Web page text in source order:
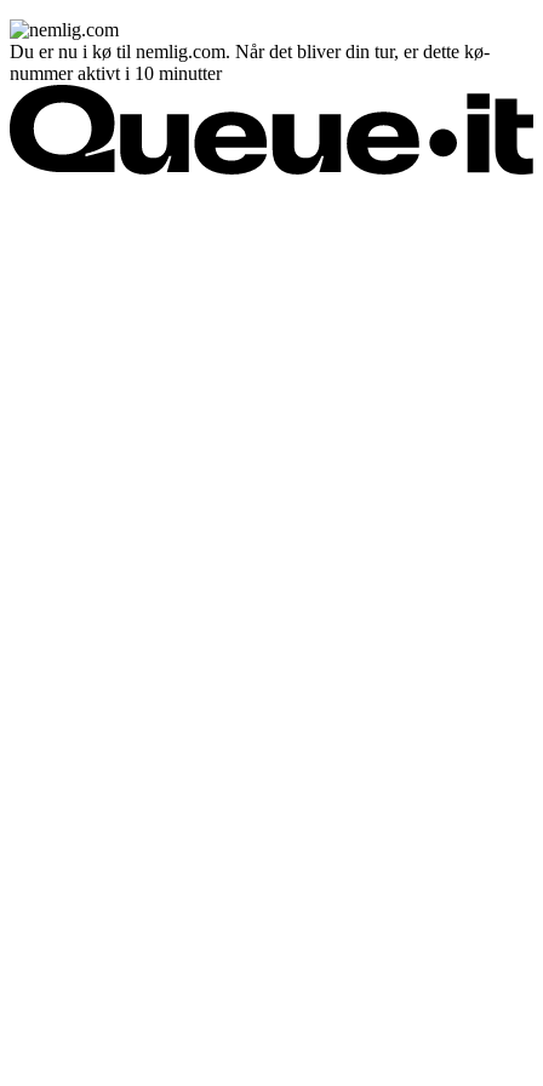
Du er nu i kø til nemlig.com. Når det bliver din tur, er dette kø-
nummer aktivt i 10 minutter